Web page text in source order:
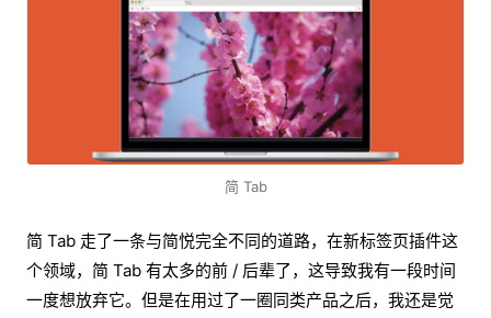
简 Tab
简 Tab 走了一条与简悦完全不同的道路，在新标签页插件这
个领域，简 Tab 有太多的前 / 后辈了，这导致我有一段时间
一度想放弃它。但是在用过了一圈同类产品之后，我还是觉